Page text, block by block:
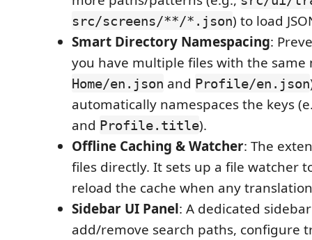
src/screens/**/*.json) to load
Smart Directory Namespacing:
you have multiple files with the same
Home/en.json and Profile/en.json
automatically namespaces the keys
and Profile.title).
Offline Caching & Watcher: The
files directly. It sets up a file watcher
reload the cache when any translation
Sidebar UI Panel: A dedicated
add/remove search paths, configure